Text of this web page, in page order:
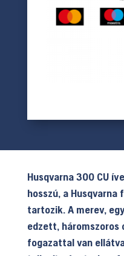
Husqvarna 300 CU
hosszú, a
tartozik. A merev,
edzett, háromszoros
fogazattal van